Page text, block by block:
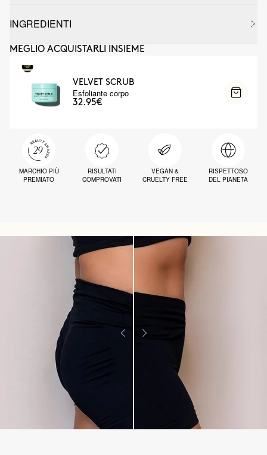
INGREDIENTI
MEGLIO ACQUISTARLI INSIEME
VELVET SCRUB
Esfoliante corpo
32.95€
MARCHIO PIÙ
PREMIATO
RISULTATI
COMPROVATI
VEGAN &
CRUELTY FREE
RISPETTOSO
DEL PIANETA